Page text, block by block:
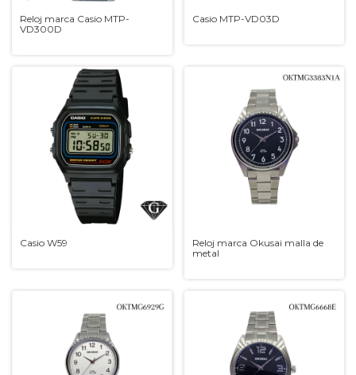
Reloj marca Casio MTP-
VD300D
Casio MTP-VD03D
Casio W59
Reloj marca Okusai malla de
metal